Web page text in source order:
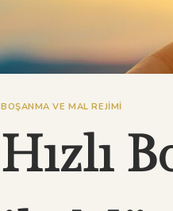
BOŞANMA VE MAL REJIMI
Hızlı